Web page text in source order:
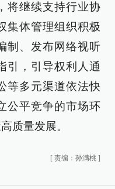
将继续支持行业协
集体管理组织积极
制、发布网络视听
引，引导权利人通
等多元渠道依法快
公平竞争的市场环
质量发展。
[ 责编：孙满桃 ]